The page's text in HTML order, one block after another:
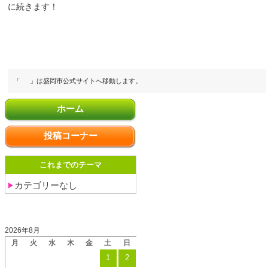
ホーム
投稿コーナー
これまでのテーマ
カテゴリーなし
2026年8月
月
火 水 木 金 土 日
1 2
に続きます！
「 」は盛岡市公式サイトへ移動します。